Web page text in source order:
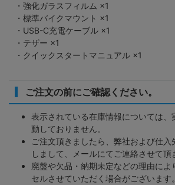
・強化ガラスフィルム ×1
・標準バイクマウント ×1
・USB-C充電ケーブル ×1
・テザー ×1
・クイックスタートマニュアル ×1
ご注文の前にご確認ください。
表示されている在庫情報については、
動しておりません。
ご注文頂きましたら、弊社および仕入
しまして、メールにてご連絡させて頂
廃盤や欠品・納期未定などの理由によ
セルさせていただく場合がございます。